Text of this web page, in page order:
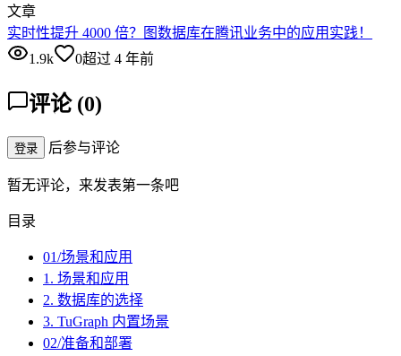
文章
实时性提升 4000 倍？图数据库在腾讯业务中的应用实践！
1.9k
0超过 4 年前
评论 (0)
登录 后参与评论
暂无评论，来发表第一条吧
目录
01/场景和应用
1. 场景和应用
2. 数据库的选择
3. TuGraph 内置场景
02/准备和部署